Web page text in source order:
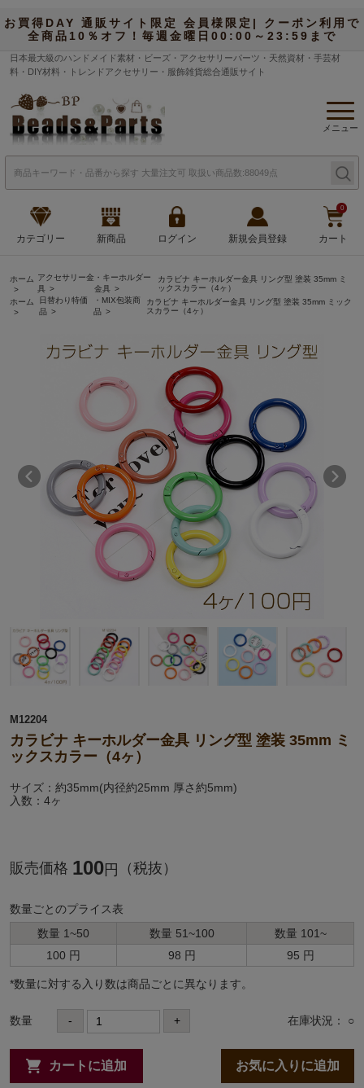
お買得DAY 通販サイト限定 会員様限定| クーポン利用で
全商品10％オフ！毎週金曜日00:00～23:59まで
日本最大級のハンドメイド素材・ビーズ・アクセサリーパーツ・天然資材・手芸材
料・DIY材料・トレンドアクセサリー・服飾雑貨総合通販サイト
メニュー
カテゴリー 新商品 ログイン 新規会員登録
0
カート
ホーム アクセサリー金
具
・キーホルダー
金具
カラビナ キーホルダー金具 リング型 塗装 35mm ミ
ックスカラー（4ヶ）
ホーム
日替わり特価
品
・MIX包装商
品
カラビナ キーホルダー金具 リング型 塗装 35mm ミック
スカラー（4ヶ）
M12204
カラビナ キーホルダー金具 リング型 塗装 35mm ミ
ックスカラー（4ヶ）
サイズ：約35mm(内径約25mm 厚さ約5mm)
入数：4ヶ
販売価格 100円 （税抜）
数量ごとのプライス表
数量 1~50
数量 51~100
数量 101~
100 円
98 円 95 円
*数量に対する⼊り数は商品ごとに異なります。
数量 - + 在庫状況： ○
カートに追加 お気に入りに追加